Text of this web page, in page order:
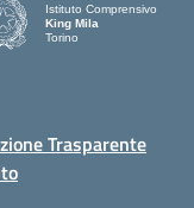
Istituto Comprensivo
King Mila
Torino
Trasparente